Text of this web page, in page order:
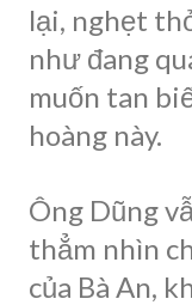
lại, nghẹt
như đang
muốn tan
hoàng này.
Ông Dũng
thẳm nhìn
của Bà An,